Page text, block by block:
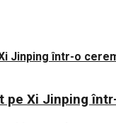
pe Xi Jinping